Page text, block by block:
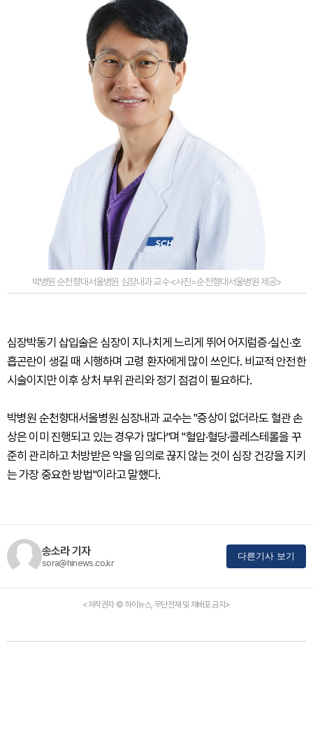
박병원 순천향대서울병원 심장내과 교수 <사진=순천향대서울병원 제공>
심장박동기 삽입술은 심장이 지나치게 느리게 뛰어 어지럼증·실신·호
흡곤란이 생길 때 시행하며 고령 환자에게 많이 쓰인다. 비교적 안전한
시술이지만 이후 상처 부위 관리와 정기 점검이 필요하다.
박병원 순천향대서울병원 심장내과 교수는 "증상이 없더라도 혈관 손
상은 이미 진행되고 있는 경우가 많다"며 "혈압·혈당·콜레스테롤을 꾸
준히 관리하고 처방받은 약을 임의로 끊지 않는 것이 심장 건강을 지키
는 가장 중요한 방법"이라고 말했다.
송소라 기자
sora@hinews.co.kr
다른기사 보기
<저작권자 © 하이뉴스, 무단전재 및 재배포 금지>